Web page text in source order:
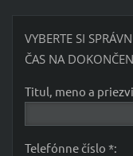
VYBERTE SI
ČAS NA
Titul, meno a
Telefónne číslo *: